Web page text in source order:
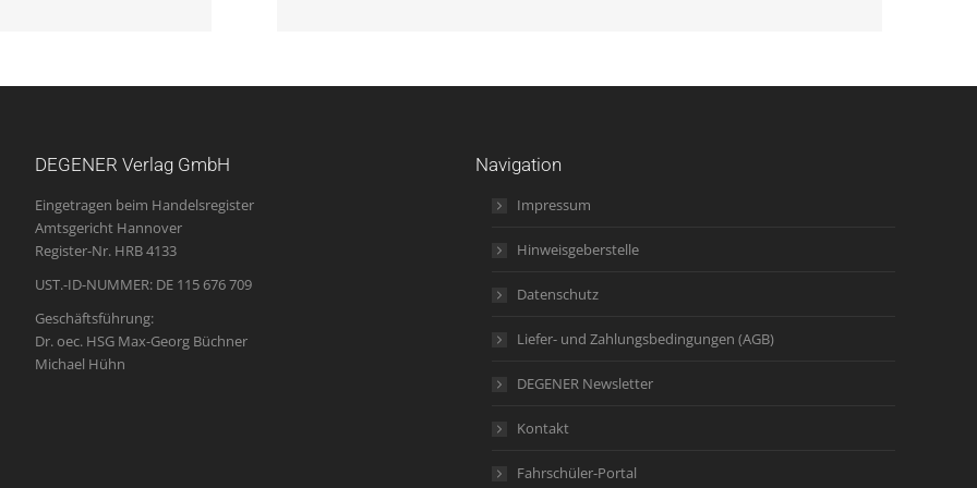
DEGENER Verlag GmbH
Eingetragen beim Handelsregister
Amtsgericht Hannover
Register-Nr. HRB 4133
UST.-ID-NUMMER: DE 115 676 709
Geschäftsführung:
Dr. oec. HSG Max-Georg Büchner
Michael Hühn
Navigation
Impressum
Hinweisgeberstelle
Datenschutz
Liefer- und Zahlungsbedingungen (AGB)
DEGENER Newsletter
Kontakt
Fahrschüler-Portal